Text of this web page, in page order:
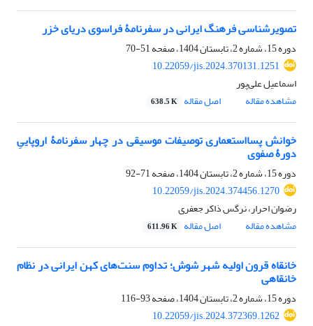
تصویرشناسی فرهنگ ایرانی در سفرنامۀ فراسوی دریای خزر
دوره 15، شماره 2، تابستان 1404، صفحه
51-70
10.22059/jis.2024.370131.1251
اسماعیل علی‌پور
مشاهده مقاله
اصل مقاله 638.5 K
خوانش پسااستعماری توصیفات موسیقی در چهار سفرنامۀ اروپاییِ
دورۀ صفوی
دوره 15، شماره 2، تابستان 1404، صفحه
71-92
10.22059/jis.2024.374456.1270
رضوان احرار، نرگس ذاکر جعفری
مشاهده مقاله
اصل مقاله 611.96 K
خانقاه قرون اولیه شهر شوش؛ تداوم سنت‌های کهن ایرانی در نظام
خانقاهی
دوره 15، شماره 2، تابستان 1404، صفحه
93-116
10.22059/jis.2024.372369.1262